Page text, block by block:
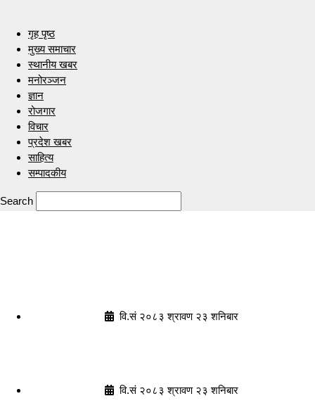
गृह पृष्ठ
मुख्य समाचार
स्थानीय खबर
मनोरञ्जन
ज्ञान
रोजगार
विचार
प्रदेश खबर
साहित्य
सम्पादकीय
Search
वि.सं २०८३ श्रावण २३ शनिबार
वि.सं २०८३ श्रावण २३ शनिबार